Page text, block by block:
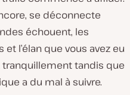
se déconnecte
échouent, les
l’élan que vous avez eu
tandis que
a du mal à suivre.